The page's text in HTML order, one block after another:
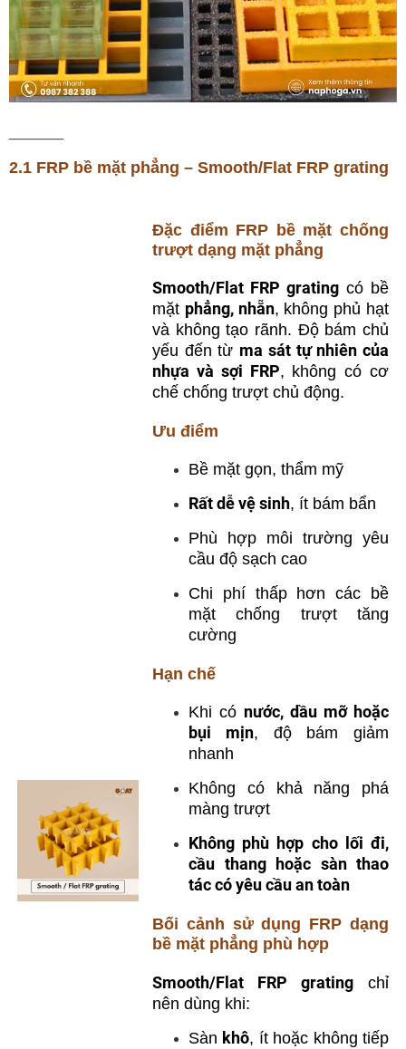
2.1 FRP bề mặt phẳng – Smooth/Flat FRP grating
Đặc điểm FRP bề mặt chống
trượt dạng mặt phẳng
Smooth/Flat FRP grating có bề
mặt phẳng, nhẵn, không phủ hạt
và không tạo rãnh. Độ bám chủ
yếu đến từ ma sát tự nhiên của
nhựa và sợi FRP, không có cơ
chế chống trượt chủ động.
Ưu điểm
Bề mặt gọn, thẩm mỹ
Rất dễ vệ sinh, ít bám bẩn
Phù hợp môi trường yêu
cầu độ sạch cao
Chi phí thấp hơn các bề
mặt chống trượt tăng
cường
Hạn chế
Khi có nước, dầu mỡ hoặc
bụi mịn, độ bám giảm
nhanh
Không có khả năng phá
màng trượt
Không phù hợp cho lối đi,
cầu thang hoặc sàn thao
tác có yêu cầu an toàn
Bối cảnh sử dụng FRP dạng
bề mặt phẳng phù hợp
Smooth/Flat FRP grating chỉ
nên dùng khi:
Sàn khô, ít hoặc không tiếp